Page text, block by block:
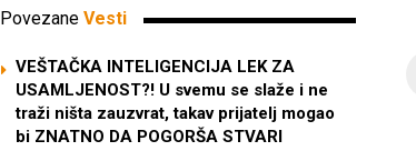
Povezane Vesti
VEŠTAČKA INTELIGENCIJA LEK ZA
USAMLJENOST?! U svemu se slaže i ne
traži ništa zauzvrat, takav prijatelj mogao
bi ZNATNO DA POGORŠA STVARI